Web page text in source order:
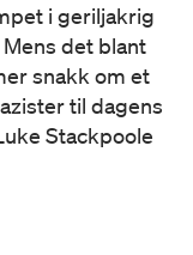
i geriljakrig
det blant
snakk om et
til dagens
Stackpoole